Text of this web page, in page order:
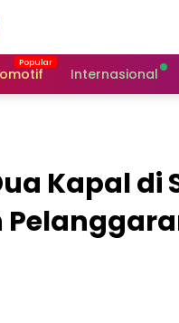
Internasional
Kapal di